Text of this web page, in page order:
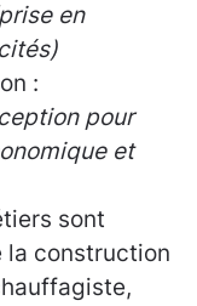
en
:
pour
et
sont
la construction